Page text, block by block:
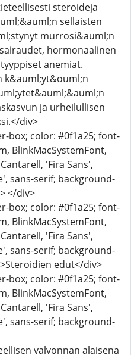
steroideja
sellaisten
murrosi&auml;n
hormonaalinen
anemiat.
k&auml;yt&ouml;n
ja urheilullisen
div>
box; color: #0f1a25; font-
BlinkMacSystemFont,
'Fira Sans',
sans-serif; background-
</div>
box; color: #0f1a25; font-
BlinkMacSystemFont,
'Fira Sans',
sans-serif; background-
edut</div>
box; color: #0f1a25; font-
BlinkMacSystemFont,
'Fira Sans',
sans-serif; background-
valvonnan alaisena